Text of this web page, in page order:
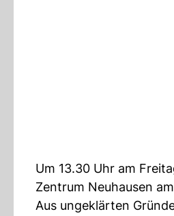
Um 13.30 Uhr am
Zentrum Neuhausen
Aus ungeklärten